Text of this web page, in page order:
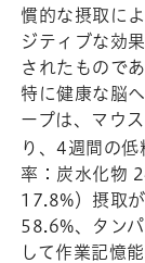
慣的な摂取に
ジティブな効
されたもので
特に健康な脳
ープは、マウ
り、4週間の
率：炭水化物
17.8%）摂取
58.6%、タン
して作業記憶